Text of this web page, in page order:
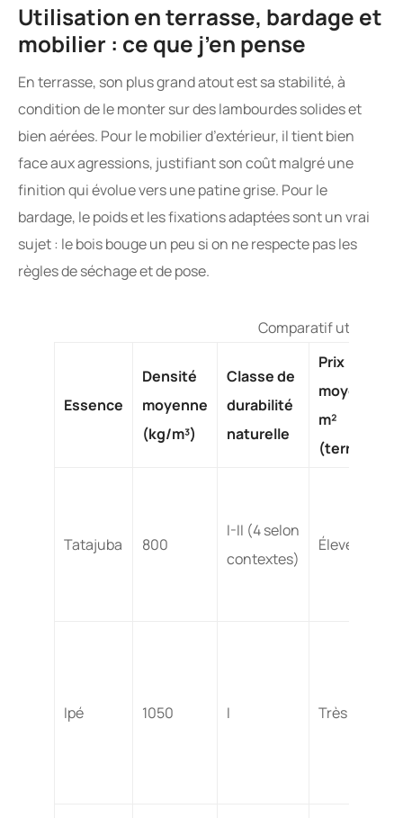
Utilisation en terrasse, bardage et
mobilier : ce que j’en pense
En terrasse, son plus grand atout est sa stabilité, à
condition de le monter sur des lambourdes solides et
bien aérées. Pour le mobilier d’extérieur, il tient bien
face aux agressions, justifiant son coût malgré une
finition qui évolue vers une patine grise. Pour le
bardage, le poids et les fixations adaptées sont un vrai
sujet : le bois bouge un peu si on ne respecte pas les
règles de séchage et de pose.
Comparatif utile :
Essence
Densité
moyenne
(kg/m³)
Classe de
durabilité
naturelle
Prix
moyen au
m²
(terrasse)
Tatajuba 800
I-II (4 selon
contextes)
Élevé
Ipé 1050 I Très élevé